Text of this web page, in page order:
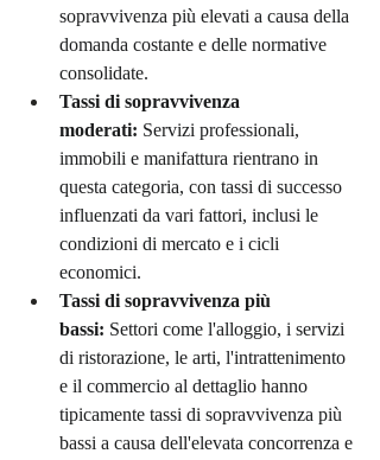
sopravvivenza più elevati a causa della
domanda costante e delle normative
consolidate.
Tassi di sopravvivenza
moderati: Servizi professionali,
immobili e manifattura rientrano in
questa categoria, con tassi di successo
influenzati da vari fattori, inclusi le
condizioni di mercato e i cicli
economici.
Tassi di sopravvivenza più
bassi: Settori come l'alloggio, i servizi
di ristorazione, le arti, l'intrattenimento
e il commercio al dettaglio hanno
tipicamente tassi di sopravvivenza più
bassi a causa dell'elevata concorrenza e